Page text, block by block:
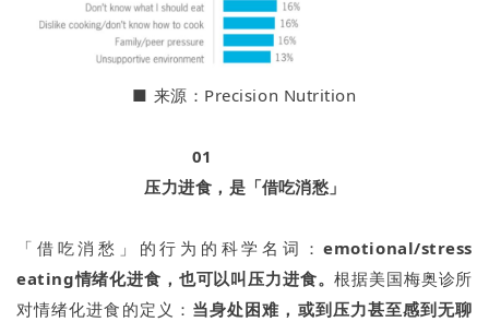
■ 来源：Precision Nutrition
01
压力进食， 是「借吃消愁」
「借吃消愁」的行为的科学名词：emotional/stress
eating情绪化进食，也可以叫压力进食。根据美国梅奥诊所
对情绪化进食的定义： 当身处困难，或到压力甚至感到无聊